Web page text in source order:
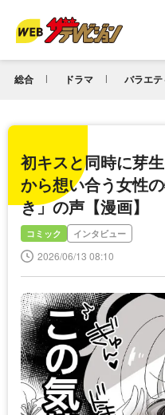
総合 ドラマ バラエ
初キスと同時に芽
から想い合う女性
き」の声【漫画】
コミック インタビュー
2026/06/13 08:10